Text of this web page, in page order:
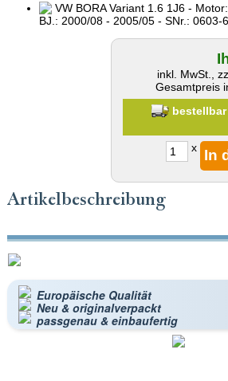
VW BORA Variant 1.6 1J6 -
BJ.: 2000/08 - 2005/05 - SNr.: 0603-
inkl. MwSt.,
Gesamtpreis
x
Artikelbeschreibung
Europäische Qualität
Neu & originalverpackt
passgenau & einbaufertig